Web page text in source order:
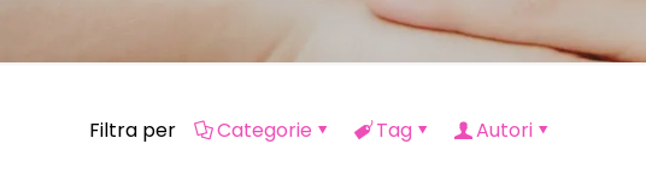
Filtra per Categorie Tag Autori